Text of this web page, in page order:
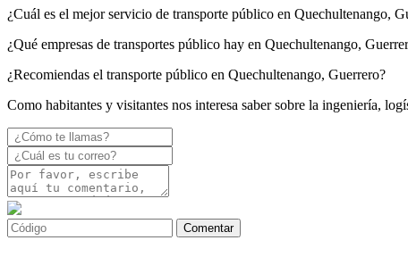
¿Cuál es el mejor servicio de transporte público en Quechultenango,
¿Qué empresas de transportes público hay en Quechultenango,
¿Recomiendas el transporte público en Quechultenango, Guerrero?
Como habitantes y visitantes nos interesa saber sobre la ingeniería,